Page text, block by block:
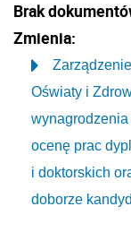
Brak
Zmienia:
Oświaty i
ocenę prac
i doktorskich
doborze